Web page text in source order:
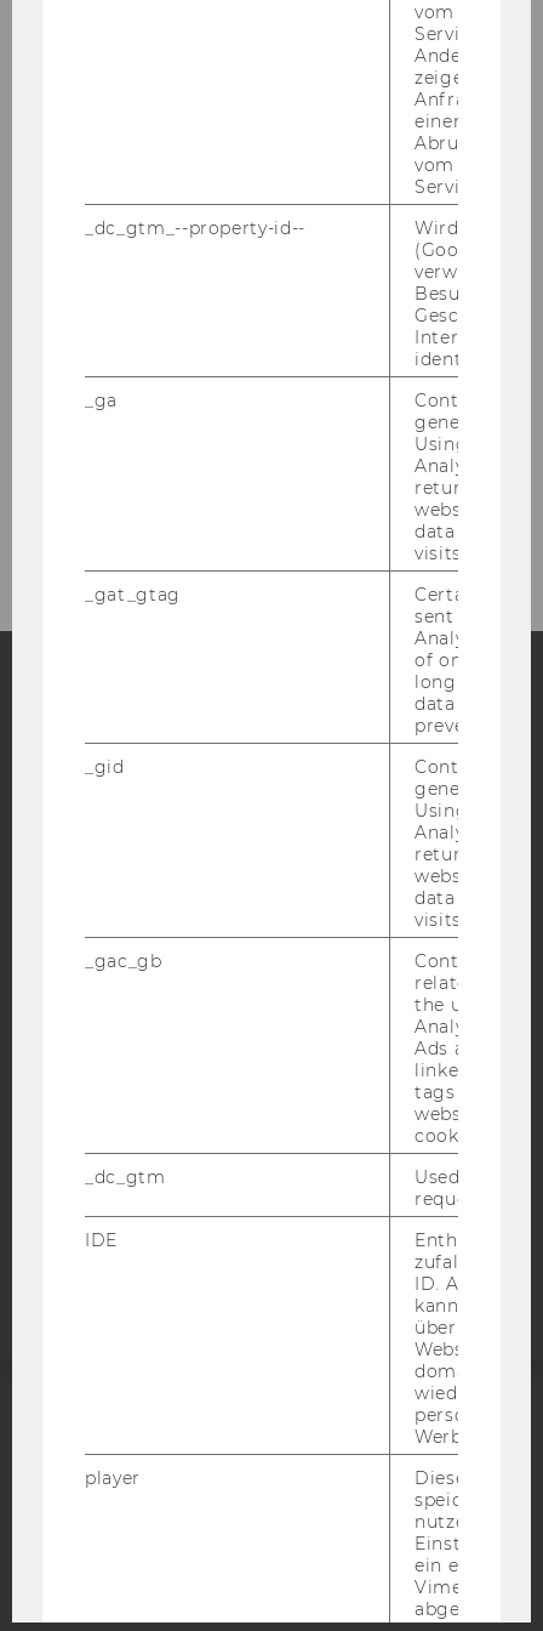
Šance a riziká
Blog
Bluesky
BARRIEREFREIHEITSERKLÄRUNG WEBSEITE
DATENSCHUTZERKLÄRUNG SOCIAL MEDIA
STUDIENBEWERBER*INNEN UND STUDIERENDE
COOKIE EINSTELLUNGEN
Barrierefreiheitserklärung
EQUIS
vom AMP-
Service
Andere
zeigen Opt-
Anfrage im
einen Fehler
Abrufen
vom AMP
Service an.
_dc_gtm_--property-id--
Wird von
(Google Tag
verwendet,
Besucher
Geschlecht
Interessen zu
identifizieren.
_ga
Contains a
generated
Using this
Analytics can
returning
website and
data from
visits.
_gat_gtag
Certain data
sent to
Analytics a
of once per
long as it is
data
prevented.
_gid
Contains a
generated
Using this
Analytics can
returning
website and
data from
visits.
_gac_gb
Contains
related
the user. If
Analytics and
Ads accounts
linked, the
tags on the
website read
cookie.
_dc_gtm
Used to
request rate.
IDE
Enthält eine
ID. Anhand
kann Google
über
Websites
Werbung
player
Dieses Cookie
speichert
ein
Vimeo-Video
abgespielt